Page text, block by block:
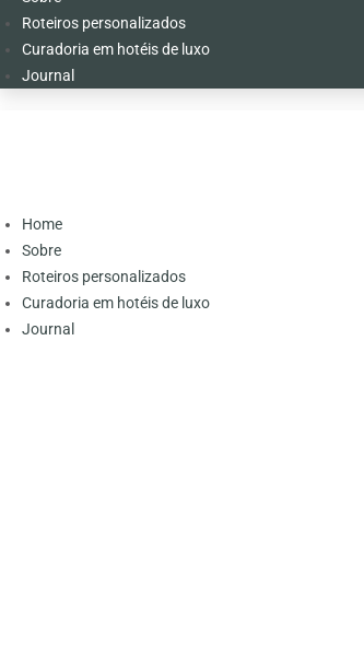
Roteiros personalizados
Curadoria em hotéis de luxo
Journal
Home
Sobre
Roteiros personalizados
Curadoria em hotéis de luxo
Journal